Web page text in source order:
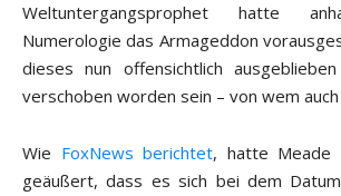
Weltuntergangsprophet hatte
Numerologie das Armageddon
dieses nun offensichtlich
verschoben worden sein – von wem
Wie FoxNews berichtet, hatte Meade
geäußert, dass es sich bei dem Datum